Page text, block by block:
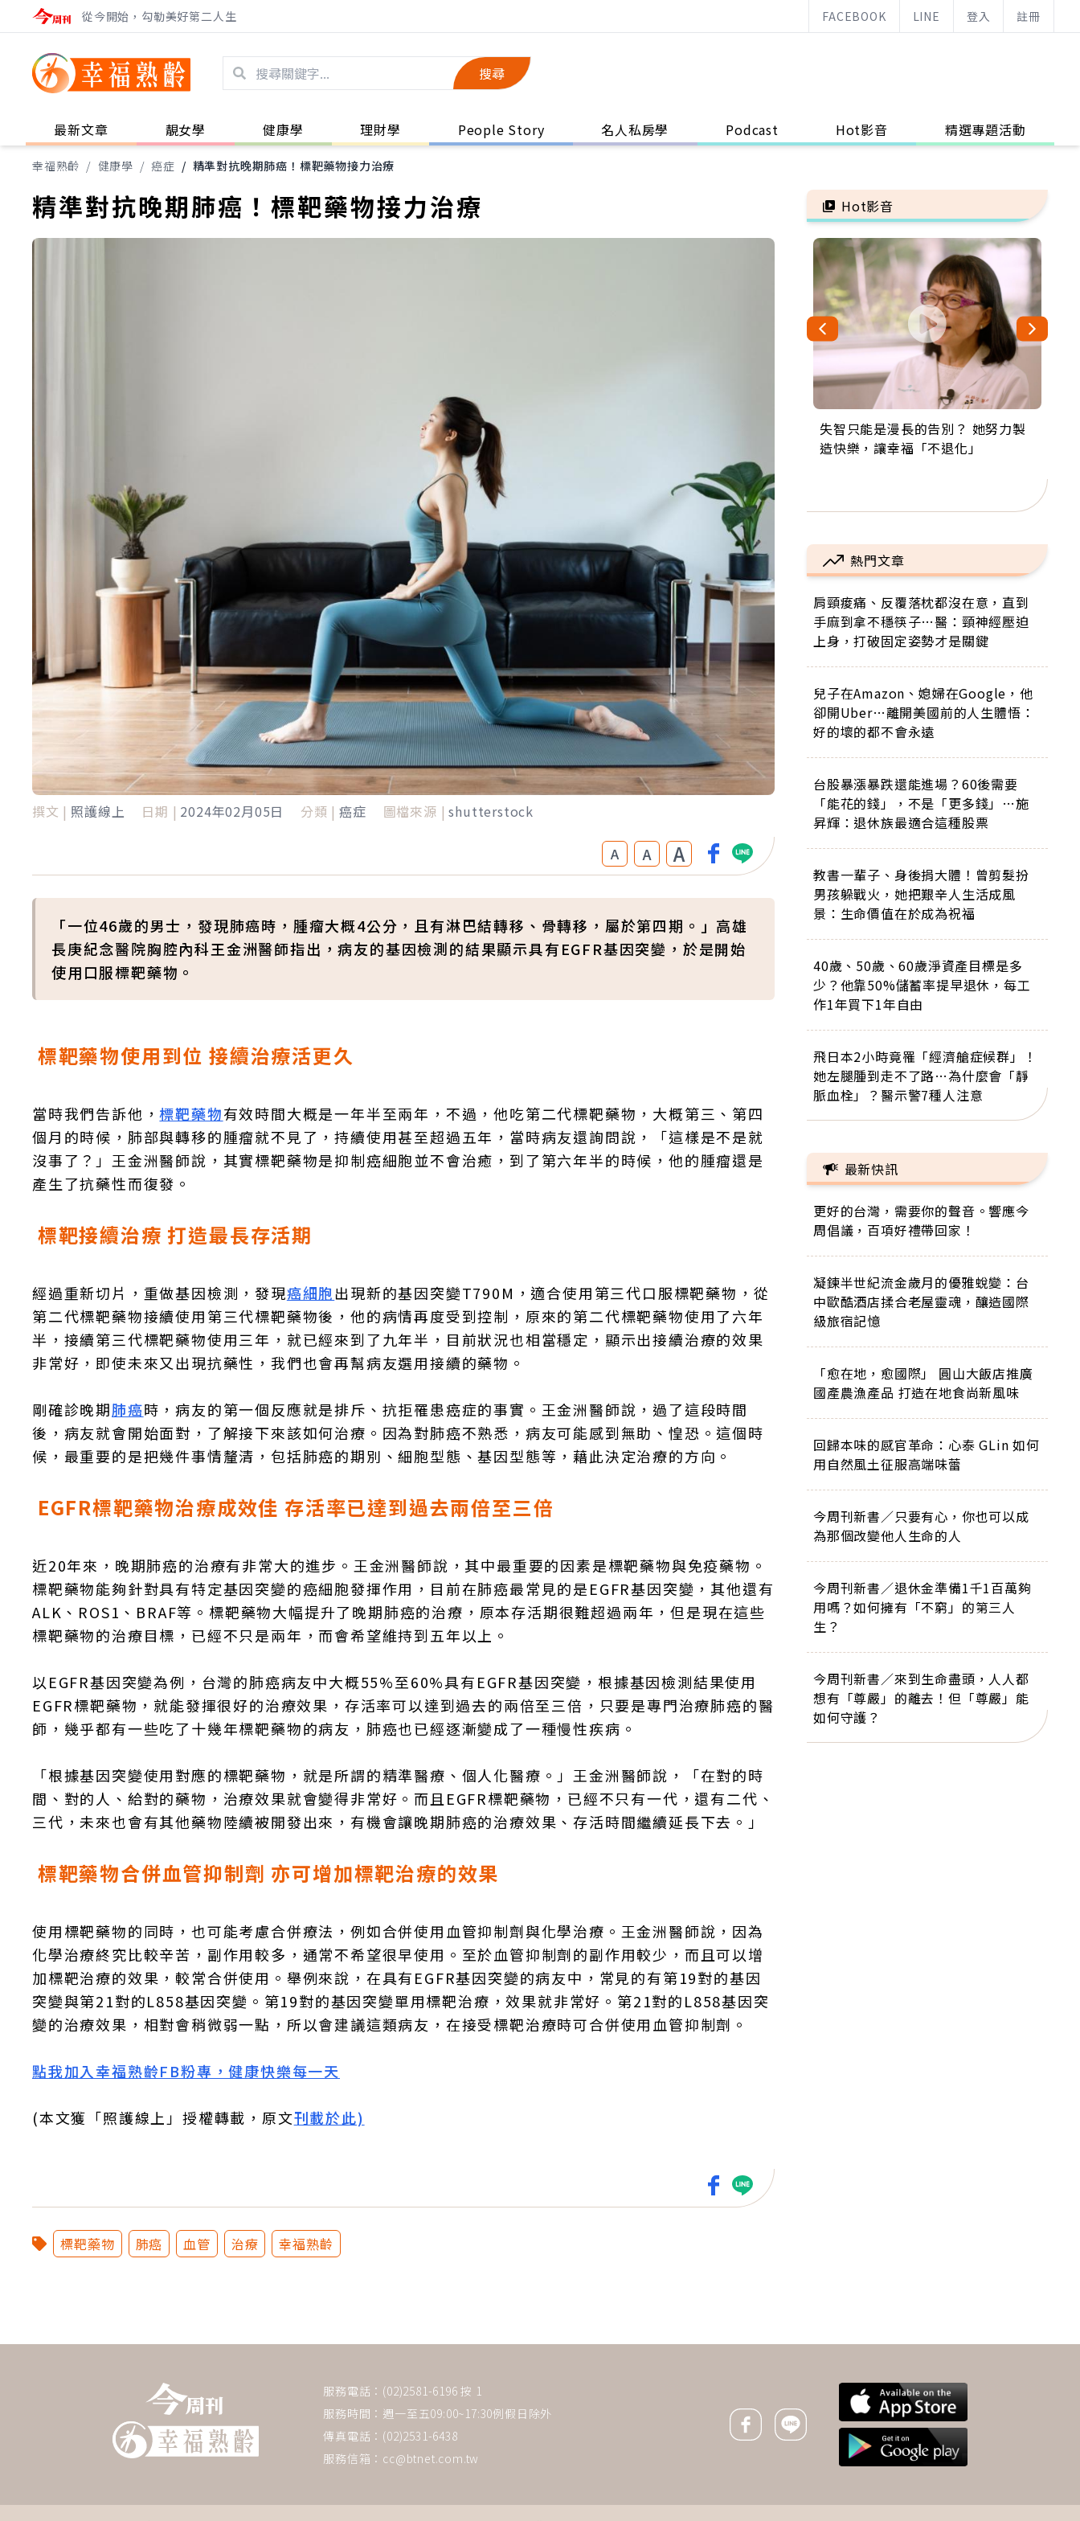
從今開始，勾勒美好第二人生 FACEBOOK LINE 登入 註冊
搜尋
最新文章 靚女學 健康學 理財學 People Story 名人私房學 Podcast Hot影音 精選專題活動
幸福熟齡 / 健康學 / 癌症 / 精準對抗晚期肺癌！標靶藥物接力治療
精準對抗晚期肺癌！標靶藥物接力治療
撰文 | 照護線上 日期 | 2024年02月05日 分類 | 癌症 圖檔來源 | shutterstock
A A A
「一位46歲的男士，發現肺癌時，腫瘤大概4公分，且有淋巴結轉移、骨轉移，屬於第四期。」高雄
長庚紀念醫院胸腔內科王金洲醫師指出，病友的基因檢測的結果顯示具有EGFR基因突變，於是開始
使用口服標靶藥物。
標靶藥物使用到位 接續治療活更久
當時我們告訴他，標靶藥物有效時間大概是一年半至兩年，不過，他吃第二代標靶藥物，大概第三、第四
個月的時候，肺部與轉移的腫瘤就不見了，持續使用甚至超過五年，當時病友還詢問說，「這樣是不是就
沒事了？」王金洲醫師說，其實標靶藥物是抑制癌細胞並不會治癒，到了第六年半的時候，他的腫瘤還是
產生了抗藥性而復發。
標靶接續治療 打造最長存活期
經過重新切片，重做基因檢測，發現癌細胞出現新的基因突變T790M，適合使用第三代口服標靶藥物，從
第二代標靶藥物接續使用第三代標靶藥物後，他的病情再度受到控制，原來的第二代標靶藥物使用了六年
半，接續第三代標靶藥物使用三年，就已經來到了九年半，目前狀況也相當穩定，顯示出接續治療的效果
非常好，即使未來又出現抗藥性，我們也會再幫病友選用接續的藥物。
剛確診晚期肺癌時，病友的第一個反應就是排斥、抗拒罹患癌症的事實。王金洲醫師說，過了這段時間
後，病友就會開始面對，了解接下來該如何治療。因為對肺癌不熟悉，病友可能感到無助、惶恐。這個時
候，最重要的是把幾件事情釐清，包括肺癌的期別、細胞型態、基因型態等，藉此決定治療的方向。
EGFR標靶藥物治療成效佳 存活率已達到過去兩倍至三倍
近20年來，晚期肺癌的治療有非常大的進步。王金洲醫師說，其中最重要的因素是標靶藥物與免疫藥物。
標靶藥物能夠針對具有特定基因突變的癌細胞發揮作用，目前在肺癌最常見的是EGFR基因突變，其他還有
ALK、ROS1、BRAF等。標靶藥物大幅提升了晚期肺癌的治療，原本存活期很難超過兩年，但是現在這些
標靶藥物的治療目標，已經不只是兩年，而會希望維持到五年以上。
以EGFR基因突變為例，台灣的肺癌病友中大概55%至60%具有EGFR基因突變，根據基因檢測結果使用
EGFR標靶藥物，就能發揮很好的治療效果，存活率可以達到過去的兩倍至三倍，只要是專門治療肺癌的醫
師，幾乎都有一些吃了十幾年標靶藥物的病友，肺癌也已經逐漸變成了一種慢性疾病。
「根據基因突變使用對應的標靶藥物，就是所謂的精準醫療、個人化醫療。」王金洲醫師說，「在對的時
間、對的人、給對的藥物，治療效果就會變得非常好。而且EGFR標靶藥物，已經不只有一代，還有二代、
三代，未來也會有其他藥物陸續被開發出來，有機會讓晚期肺癌的治療效果、存活時間繼續延長下去。」
標靶藥物合併血管抑制劑 亦可增加標靶治療的效果
使用標靶藥物的同時，也可能考慮合併療法，例如合併使用血管抑制劑與化學治療。王金洲醫師說，因為
化學治療終究比較辛苦，副作用較多，通常不希望很早使用。至於血管抑制劑的副作用較少，而且可以增
加標靶治療的效果，較常合併使用。舉例來說，在具有EGFR基因突變的病友中，常見的有第19對的基因
突變與第21對的L858基因突變。第19對的基因突變單用標靶治療，效果就非常好。第21對的L858基因突
變的治療效果，相對會稍微弱一點，所以會建議這類病友，在接受標靶治療時可合併使用血管抑制劑。
點我加入幸福熟齡FB粉專，健康快樂每一天
(本文獲「照護線上」授權轉載，原文刊載於此)
下一則 ＋
10大癌症肺癌擠下大腸
癌首居冠
標靶藥物 肺癌 血管 治療 幸福熟齡
Hot影音
失智只能是漫長的告別？ 她努力製
造快樂，讓幸福「不退化」
來自剛果的巧克力神父 為台灣奉獻
36年 「台灣是我的家，我連作夢都
63歲卸矽谷副總、搬回台灣找快
樂！「蛋黃哥小丑」走進安養院，
104歲打破金氏世界紀錄 成為全球
最年長羽球選手，分享長壽的秘密
事業巔峰他選擇追夢…黑手阿伯拉
小提琴還登上小巨蛋！連CNN都大
熱門文章
肩頸痠痛、反覆落枕都沒在意，直到
手麻到拿不穩筷子…醫：頸神經壓迫
上身，打破固定姿勢才是關鍵
兒子在Amazon、媳婦在Google，他
卻開Uber…離開美國前的人生體悟：
好的壞的都不會永遠
台股暴漲暴跌還能進場？60後需要
「能花的錢」，不是「更多錢」…施
昇輝：退休族最適合這種股票
教書一輩子、身後捐大體！曾剪髮扮
男孩躲戰火，她把艱辛人生活成風
景：生命價值在於成為祝福
40歲、50歲、60歲淨資產目標是多
少？他靠50%儲蓄率提早退休，每工
作1年買下1年自由
飛日本2小時竟罹「經濟艙症候群」！
她左腿腫到走不了路…為什麼會「靜
脈血栓」？醫示警7種人注意
最新快訊
更好的台灣，需要你的聲音。響應今
周倡議，百項好禮帶回家！
凝鍊半世紀流金歲月的優雅蛻變：台
中歐酷酒店揉合老屋靈魂，釀造國際
級旅宿記憶
「愈在地，愈國際」 圓山大飯店推廣
國產農漁產品 打造在地食尚新風味
回歸本味的感官革命：心泰 GLin 如何
用自然風土征服高端味蕾
今周刊新書／只要有心，你也可以成
為那個改變他人生命的人
今周刊新書／退休金準備1千1百萬夠
用嗎？如何擁有「不窮」的第三人
生？
今周刊新書／來到生命盡頭，人人都
想有「尊嚴」的離去！但「尊嚴」能
如何守護？
服務電話：(02)2581-6196 按 1
服務時間：週一至五09:00~17:30例假日除外
傳真電話：(02)2531-6438
服務信箱： cc@btnet.com.tw
Facebook icon
Line icon